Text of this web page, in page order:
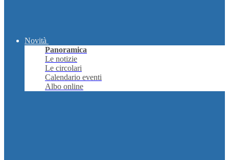
Novità
Panoramica
Le notizie
Le circolari
Calendario eventi
Albo online